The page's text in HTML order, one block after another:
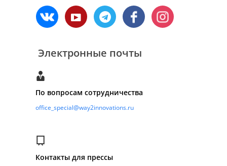
Электронные почты
По вопросам сотрудничества
office_special@way2innovations.ru
Контакты для прессы